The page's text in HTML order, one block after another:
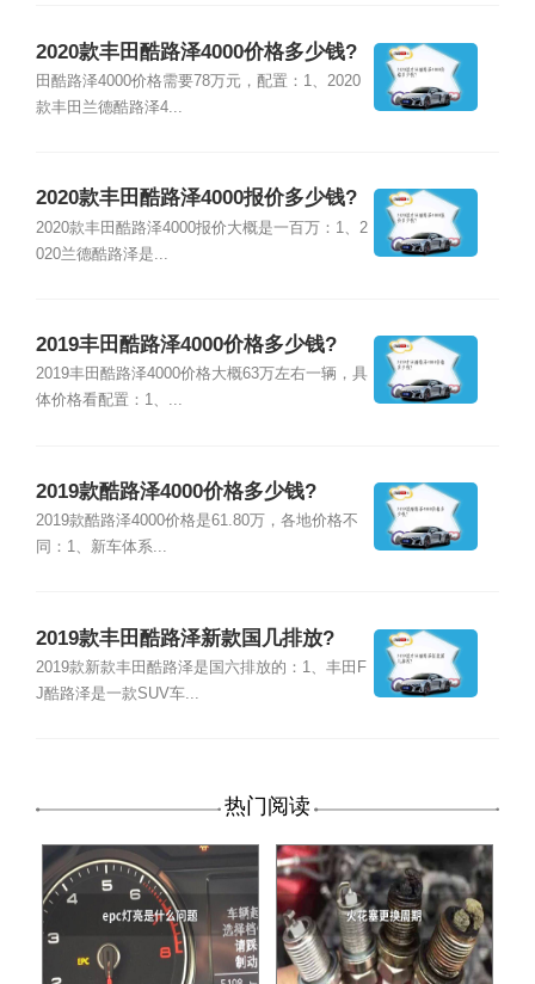
2020款丰田酷路泽4000价格多少钱?
田酷路泽4000价格需要78万元，配置：1、2020
款丰田兰德酷路泽4...
2020款丰田酷路泽4000报价多少钱?
2020款丰田酷路泽4000报价大概是一百万：1、2
020兰德酷路泽是...
2019丰田酷路泽4000价格多少钱?
2019丰田酷路泽4000价格大概63万左右一辆，具
体价格看配置：1、...
2019款酷路泽4000价格多少钱?
2019款酷路泽4000价格是61.80万，各地价格不
同：1、新车体系...
2019款丰田酷路泽新款国几排放?
2019款新款丰田酷路泽是国六排放的：1、丰田F
J酷路泽是一款SUV车...
热门阅读